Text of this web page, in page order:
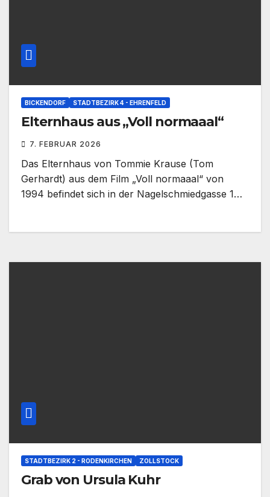
BICKENDORF STADTBEZIRK 4 - EHRENFELD
Elternhaus aus „Voll normaaal“
7. FEBRUAR 2026
Das Elternhaus von Tommie Krause (Tom
Gerhardt) aus dem Film „Voll normaaal“ von
1994 befindet sich in der Nagelschmiedgasse 1…
STADTBEZIRK 2 - RODENKIRCHEN ZOLLSTOCK
Grab von Ursula Kuhr